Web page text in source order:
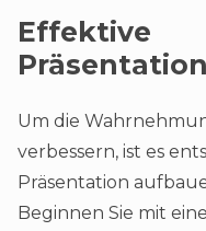
Effektive
Um die
verbessern, ist es
Präsentation
Beginnen Sie mit